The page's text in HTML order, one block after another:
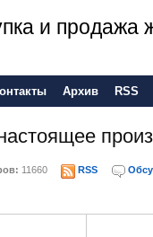
и продажа
Архив RSS
11660 RSS